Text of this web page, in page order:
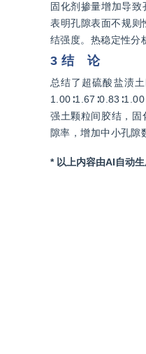
固化剂掺量增加导
表明孔隙表面不规则
结强度。热稳定性分
3 结 论
总结了超硫酸盐渍
强土颗粒间胶结，
隙率，增加中小孔隙
* 以上内容由AI自动